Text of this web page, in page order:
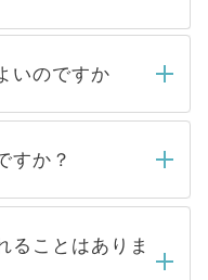
いのですか
、弊社担当者がご
メールもしくは
にはご連絡をせて
くお待ちくださ
すか？
扱っている求人の
からご覧いただ
。非公開求人は
ることはありま